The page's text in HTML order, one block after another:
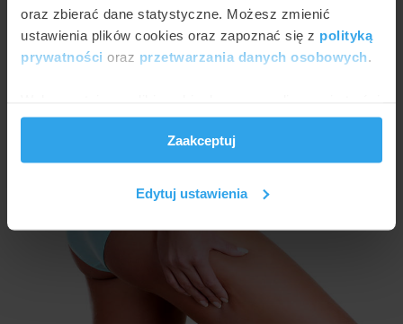
oraz zbierać dane statystyczne. Możesz zmienić
ustawienia plików cookies oraz zapoznać się z polityką
prywatności oraz przetwarzania danych osobowych
i reklam, aby oferować funkcje społecznościowe i
analizować ruch w naszej witrynie. Informacje o tym, jak
korzystasz z naszej witryny, udostępniamy partnerom
społecznościowym, reklamowym i analitycznym.
otrzymanymi od Ciebie lub uzyskanymi podczas
korzystania z ich usług.
Zaakceptuj
Edytuj ustawienia
Modelowanie twarzy własnym tłuszczem